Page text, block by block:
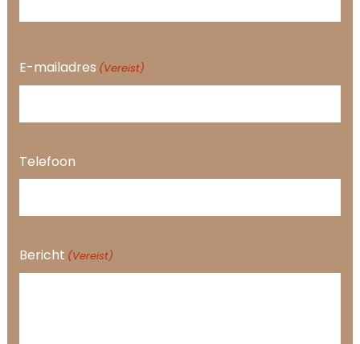
E-mailadres (Vereist)
Telefoon
Bericht (Vereist)